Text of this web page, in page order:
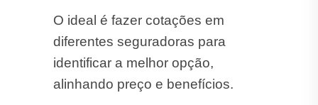
O ideal é fazer cotações em
diferentes seguradoras para
identificar a melhor opção,
alinhando preço e benefícios.